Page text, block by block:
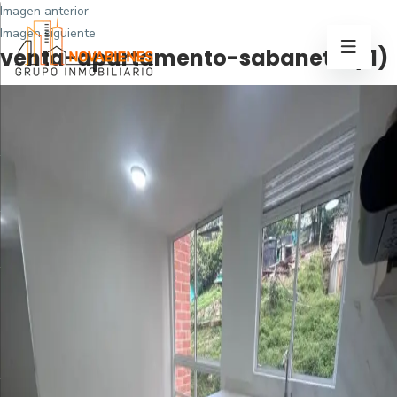
Imagen anterior
Imagen siguiente
venta-apartamento-sabaneta (11)